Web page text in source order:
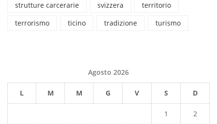
strutture carcerarie
svizzera
territorio
terrorismo
ticino tradizione turismo
Agosto 2026
L M M G V S D
1 2